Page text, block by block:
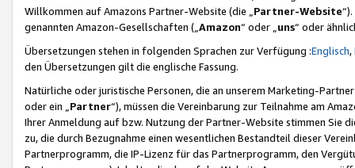
Willkommen auf Amazons Partner-Website (die „Partner-Website
genannten Amazon-Gesellschaften („Amazon“ oder „uns“ oder
Übersetzungen stehen in folgenden Sprachen zur Verfügung :Englisch,
den Übersetzungen gilt die englische Fassung.
Natürliche oder juristische Personen, die an unserem Marketing-
oder ein „Partner“), müssen die Vereinbarung zur Teilnahme am
Ihrer Anmeldung auf bzw. Nutzung der Partner-Website stimmen Sie
zu, die durch Bezugnahme einen wesentlichen Bestandteil dieser
Partnerprogramm, die IP-Lizenz für das Partnerprogramm, den